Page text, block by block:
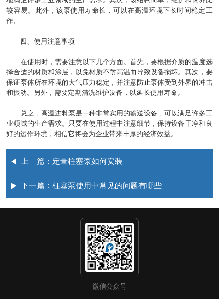
较容易。此外，该泵使用寿命长，可以在高温环境下长时间稳定工
作。
四、使用注意事项
在使用时，需要注意以下几个方面。首先，要根据介质的温度选
择合适的材质和涂层，以免材质不耐高温而导致设备损坏。其次，要
保证泵体所在环境的大气压力稳定，并注意防止泵体受到外界的冲击
和振动。另外，需要定期清洗维护设备，以延长使用寿命。
总之，高温进料泵是一种非常实用的输送设备，可以满足许多工
业领域的生产需求。只要在使用过程中注意细节，保持设备干净和良
好的运作环境，相信它将会为企业带来丰厚的经济效益。
上一篇： 定量柱塞泵如何安装
下一篇：柱塞泵使用中常见的问题有哪些
微信公众号